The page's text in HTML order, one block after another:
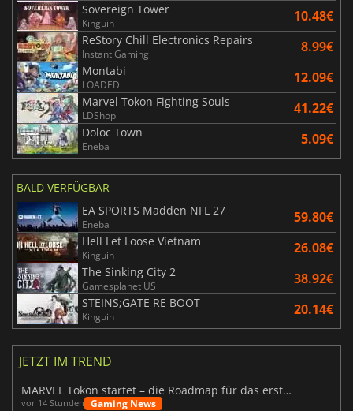
Sovereign Tower
Kinguin 10.48€
ReStory Chill Electronics Repairs
Instant Gaming 8.99€
Montabi
LOADED 12.09€
Marvel Tokon Fighting Souls
LDShop 41.22€
Doloc Town
Eneba 5.09€
BALD VERFÜGBAR
EA SPORTS Madden NFL 27
Eneba 59.80€
Hell Let Loose Vietnam
Kinguin 26.08€
The Sinking City 2
Gamesplanet US 38.92€
STEINS;GATE RE BOOT
Kinguin 20.14€
JETZT IM TREND
MARVEL Tōkon startet – die Roadmap für das erste Jahr wurde vorgestellt
vor 14 Stunden Gaming News